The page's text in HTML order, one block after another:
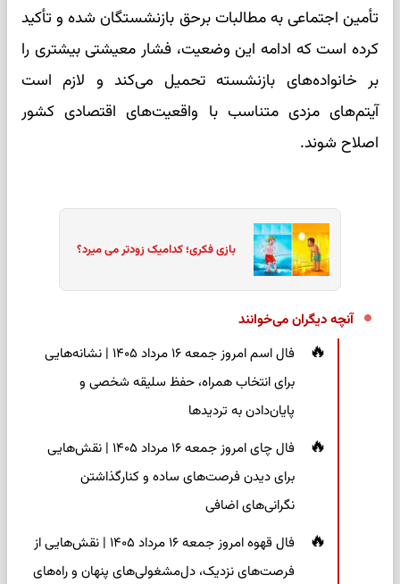
تأمین اجتماعی به مطالبات برحق بازنشستگان شده و تأکید
کرده است که ادامه این وضعیت، فشار معیشتی بیشتری را
بر خانواده‌های بازنشسته تحمیل می‌کند و لازم است
آیتم‌های مزدی متناسب با واقعیت‌های اقتصادی کشور
اصلاح شوند.
بازی فکری؛ کدامیک زودتر می میرد؟
آنچه دیگران می‌خوانند
فال اسم امروز جمعه ۱۶ مرداد ۱۴۰۵ | نشانه‌هایی
برای انتخاب همراه، حفظ سلیقه شخصی و
پایان‌دادن به تردیدها
فال چای امروز جمعه ۱۶ مرداد ۱۴۰۵ | نقش‌هایی
برای دیدن فرصت‌های ساده و کنارگذاشتن
نگرانی‌های اضافی
فال قهوه امروز جمعه ۱۶ مرداد ۱۴۰۵ | نقش‌هایی از
فرصت‌های نزدیک، دل‌مشغولی‌های پنهان و راه‌های